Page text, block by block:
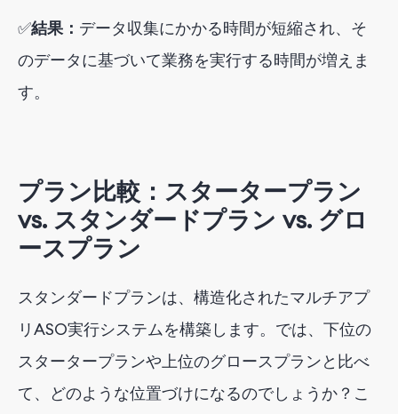
✅結果： データ収集にかかる時間が短縮され、そ
のデータに基づいて業務を実行する時間が増えま
す。
プラン比較：スタータープラン
vs. スタンダードプラン vs. グロ
ースプラン
スタンダードプランは、構造化されたマルチアプ
リASO実行システムを構築します。では、下位の
スタータープランや上位のグロースプランと比べ
て、どのような位置づけになるのでしょうか？こ